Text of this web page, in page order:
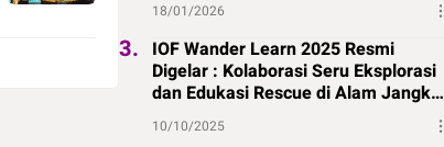
18/01/2026
3. IOF Wander Learn 2025 Resmi
Digelar : Kolaborasi Seru Eksplorasi
dan Edukasi Rescue di Alam Jangkat
Merangin
10/10/2025